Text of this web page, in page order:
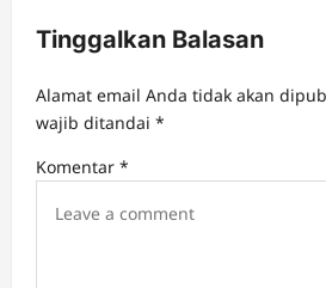
g
a
t
i
Tinggalkan Balasan
Alamat email Anda tidak akan
wajib ditandai *
Komentar *